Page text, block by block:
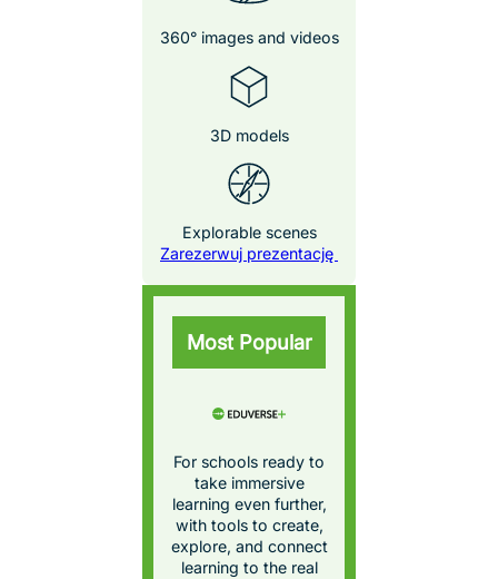
AI-generated
resources
Immersive wildlife
Interactive STEAM
prezentację